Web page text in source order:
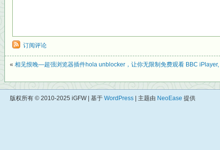
订阅评论
« 相见恨晚—超强浏览器插件hola unblocker，让你无限制免费观看 BBC
版权所有 © 2010-2025 iGFW | 基于 WordPress | 主题由 NeoEase 提供